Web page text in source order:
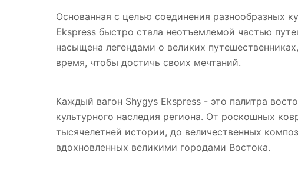
Основанная с целью соединения разнообразных
Ekspress быстро стала неотъемлемой частью
насыщена легендами о великих
время, чтобы достичь своих мечтаний.
Каждый вагон Shygys Ekspress - это палитра
культурного наследия региона. От роскошных
тысячелетней истории, до величественных
вдохновленных великими городами Востока.